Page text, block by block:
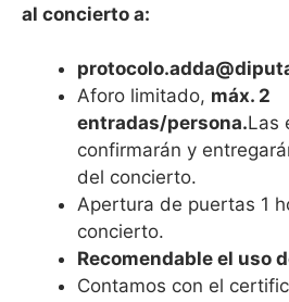
al concierto a:
Aforo limitado, máx. 2
entradas/persona.Las
confirmarán y
del concierto.
Apertura de puertas 1
concierto.
Recomendable el uso
Contamos con el